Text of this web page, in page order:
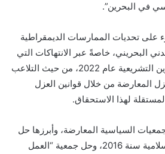
في البحرين”.
على تحديات الممارسات الديمقراطية
البحريني، خاصةً عبر الانتهاكات التي
حصلت في انتخابات البحرين التشريعية عام 2022، من حيث التلاعب
عزل المعارضة من خلال قوانين العزل
لهذا الاستحقاق.
السياسية المعارضة، وأبرزها حل
جمعية الوفاق الوطني الإسلامية سنة 2016، وحل جمعية “العمل